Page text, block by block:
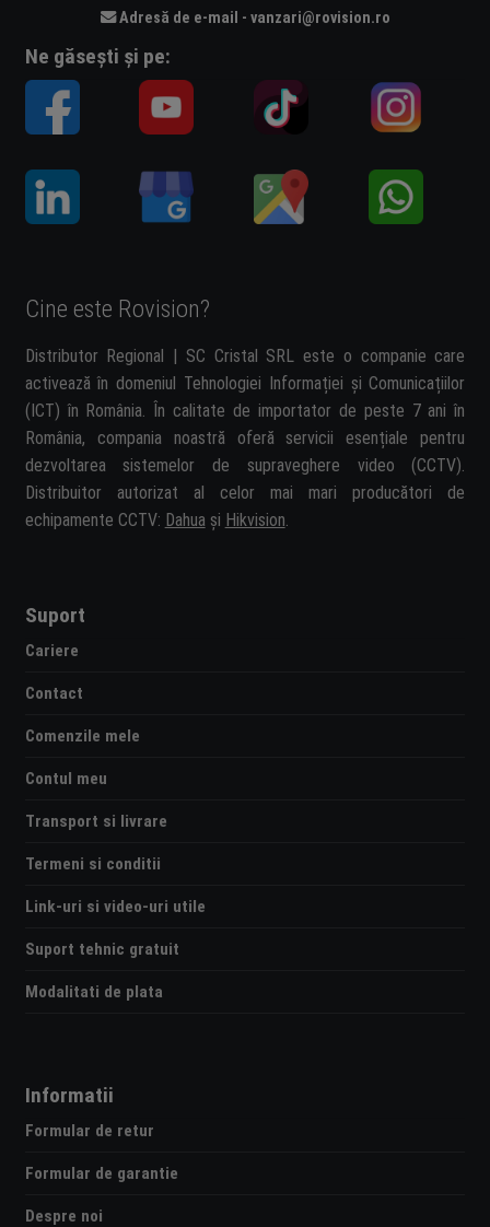
Adresă de e-mail - vanzari@rovision.ro
Ne găsești și pe:
Cine este Rovision?
Distributor Regional | SC Cristal SRL este o companie care
activează în domeniul Tehnologiei Informației și Comunicațiilor
(ICT) în România. În calitate de importator de peste 7 ani în
România, compania noastră oferă servicii esențiale pentru
dezvoltarea sistemelor de supraveghere video (CCTV).
Distribuitor autorizat al celor mai mari producători de
echipamente CCTV: Dahua și Hikvision
Suport
Cariere
Contact
Comenzile mele
Contul meu
Transport si livrare
Termeni si conditii
Link-uri si video-uri utile
Suport tehnic gratuit
Modalitati de plata
Informatii
Formular de retur
Formular de garantie
Despre noi